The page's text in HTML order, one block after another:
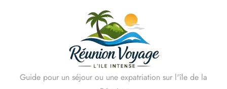
Guide pour un séjour ou une expatriation sur l'île de la